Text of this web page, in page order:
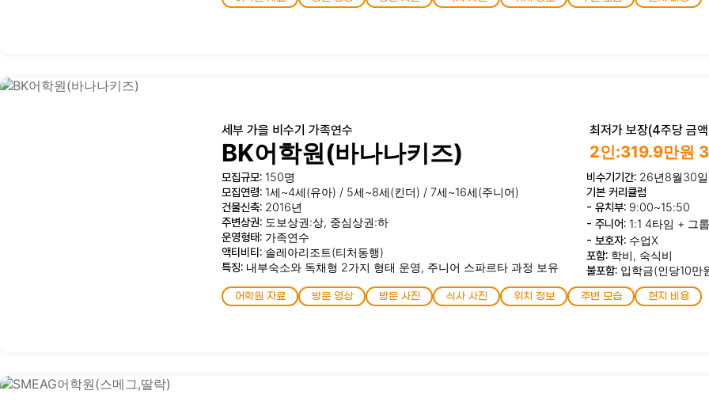
세부 가을 비수기 가족연수
BK어학원(바나나키즈)
최저가 보장(4주당 금
2인:319.9만원
모집규모: 150명
모집연령: 1세~4세(유아) / 5세~8세(킨더) / 7세~16세(주니어)
건물신축: 2016년
주변상권: 도보상권:상, 중심상권:하
운영형태: 가족연수
액티비티: 솔레아리조트(티처동행)
특징: 내부숙소와 독채형 2가지 형태 운영, 주니어 스파르타 과정 보유
비수기기간: 26년8월30
기본 커리큘럼
- 유치부: 9:00~15:50
- 주니어: 1:1 4타임 + 그
- 보호자: 수업X
포함: 학비, 숙식비
불포함: 입학금(인당10만
어학원 자료 방문 영상 방문 사진 식사 사진 위치 정보 주변 모습 현지 비용